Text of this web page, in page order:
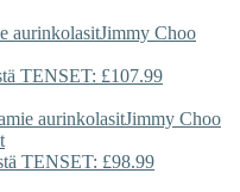
Jimmy Choo
TENSET: £107.99
Jimmy Choo
TENSET: £98.99